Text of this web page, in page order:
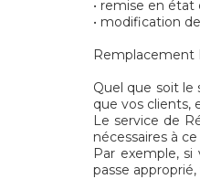
• remise en état
• modification
Remplacement
Quel que soit le
que vos clients,
Le service de
nécessaires à
Par exemple,
passe